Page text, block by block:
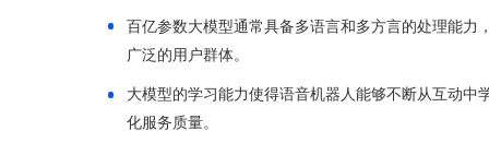
搭载百亿参数大模型，机器人
百亿参数大模型赋予语音机器人深度的自然
的语句，包括复杂的语境和语义。